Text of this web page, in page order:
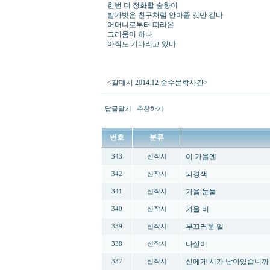
한번 더 정화할 숲향이
발가벗은 친구처럼 안아줄 것만 같다
어머니로부터 따라온
그리움이 하나
아직도 기다리고 있다
<갈대시 2014.12 순수문학사간>
답글달기 추천하기
번호 분류
343 신작시 이 가을엔
342 신작시 뇌경색
341 신작시 가을 눈물
340 신작시 겨울 비
339 신작시 부끄러운 일
338 신작시 나살이
337 신작시 신에게 시가 남아있습니까